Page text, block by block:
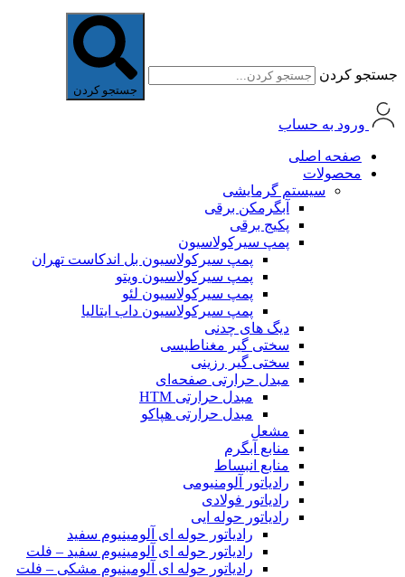
جستجو کردن
جستجو کردن
ورود به حساب
صفحه اصلی
محصولات
سیستم گرمایشی
آبگرمکن برقی
پکیج برقی
پمپ سیرکولاسیون
پمپ سیرکولاسیون بل اندکاست تهران
پمپ سیرکولاسیون ویتو
پمپ سیرکولاسیون لئو
پمپ سیرکولاسیون داب ایتالیا
دیگ های چدنی
سختی گیر مغناطیسی
سختی گیر رزینی
مبدل حرارتی صفحه‌ای
مبدل حرارتی HTM‎
مبدل حرارتی هپاکو
مشعل
منابع آبگرم
منابع انبساط
رادیاتور آلومنیومی
رادیاتور فولادی
رادیاتور حوله ایی
رادیاتور حوله ای آلومینیوم سفید
رادیاتور حوله ای آلومینیوم سفید – فلت
رادیاتور حوله ای آلومینیوم مشکی – فلت